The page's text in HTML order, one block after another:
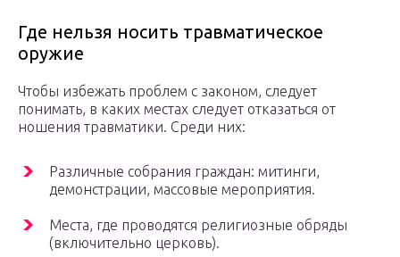
Где нельзя носить травматическое
оружие
Чтобы избежать проблем с законом, следует
понимать, в каких местах следует отказаться от
ношения травматики. Среди них:
Различные собрания граждан: митинги,
демонстрации, массовые мероприятия.
Места, где проводятся религиозные обряды
(включительно церковь).